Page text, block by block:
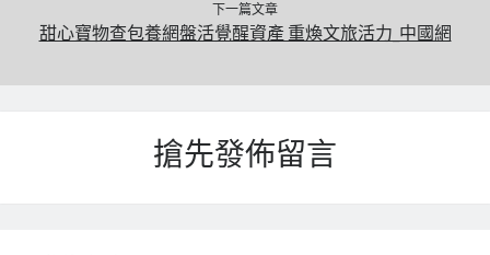
下一篇文章
甜心寶物查包養網盤活覺醒資產 重煥文旅活力_中國網
搶先發佈留言